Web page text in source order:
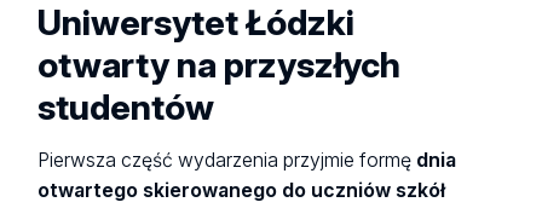
Uniwersytet Łódzki
otwarty na przyszłych
studentów
Pierwsza część wydarzenia przyjmie formę dnia
otwartego skierowanego do uczniów szkół